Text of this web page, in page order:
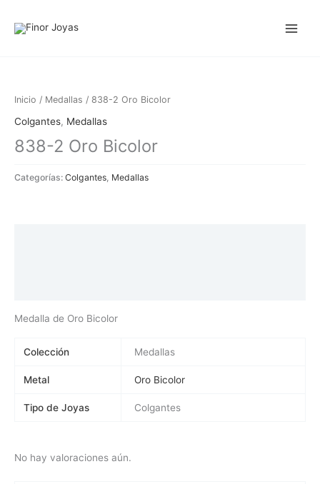
Inicio / Medallas / 838-2 Oro Bicolor
Colgantes, Medallas
838-2 Oro Bicolor
Categorías: Colgantes Medallas
Medalla de Oro Bicolor
Colección Medallas
Metal Oro Bicolor
Tipo de Joyas Colgantes
No hay valoraciones aún.